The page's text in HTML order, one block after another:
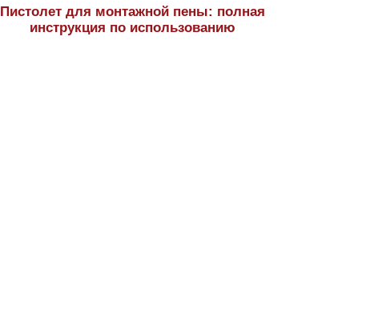
Пистолет для монтажной пены: полная
инструкция по использованию